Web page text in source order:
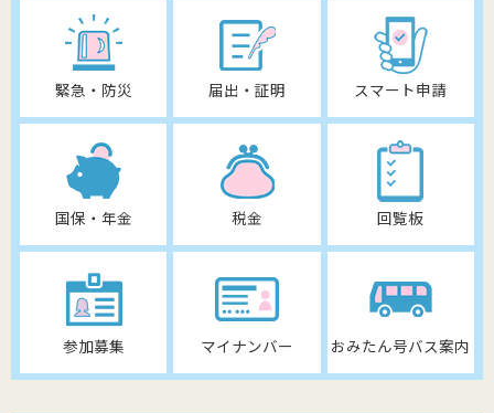
緊急・防災 届出・証明 スマート申請
国保・年金 税金 回覧板
参加募集 マイナンバー おみたん号バス案内